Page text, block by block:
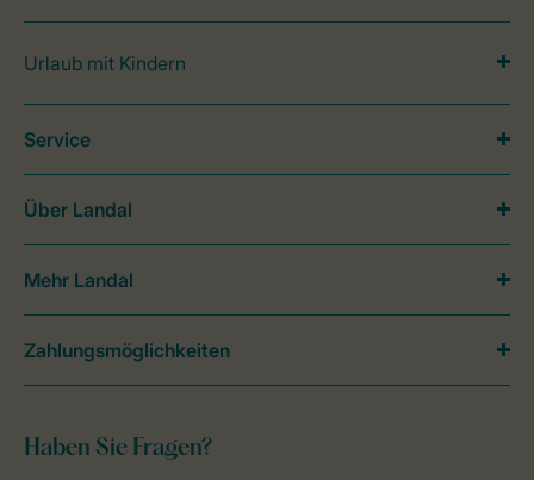
Urlaub mit Kindern
Haben Sie Fragen?
Service
Über Landal
Mehr Landal
Zahlungsmöglichkeiten